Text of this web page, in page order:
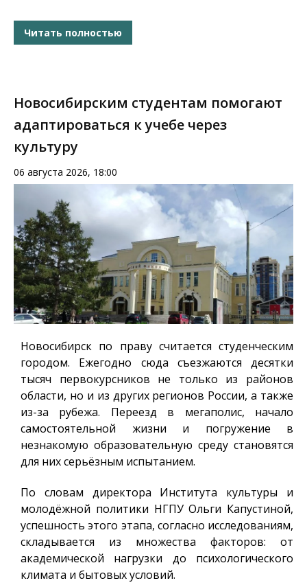
Читать полностью
Новосибирским студентам помогают
адаптироваться к учебе через
культуру
06 августа 2026, 18:00
Новосибирск по праву считается студенческим
городом. Ежегодно сюда съезжаются десятки
тысяч первокурсников не только из районов
области, но и из других регионов России, а также
из-за рубежа. Переезд в мегаполис, начало
самостоятельной жизни и погружение в
незнакомую образовательную среду становятся
для них серьёзным испытанием.
По словам директора Института культуры и
молодёжной политики НГПУ Ольги Капустиной,
успешность этого этапа, согласно исследованиям,
складывается из множества факторов: от
академической нагрузки до психологического
климата и бытовых условий.